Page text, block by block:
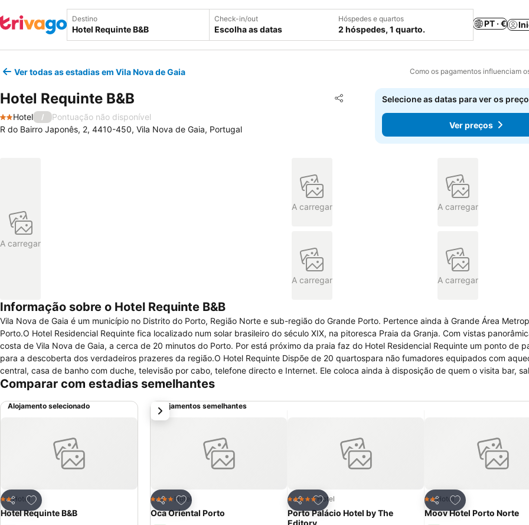
Destino Check-in/out
Escolha as datas
Hóspedes e quartos
2 hóspedes, 1 quarto.
PT · €
Ver todas as estadias em Vila Nova de Gaia Como os pagamentos influenciam
Hotel Requinte B&B Partilhar
Adicionar aos favoritos
2 Estrelas
Hotel /
Pontuação não disponível
R do Bairro Japonês, 2, 4410-450, Vila Nova de Gaia, Portugal
Selecione as datas para ver os
Ver preços
A carregar
A carregar A carregar
A carregar A carregar
Informação sobre o Hotel Requinte B&B
Vila Nova de Gaia é um município no Distrito do Porto, Região Norte e sub-região do Grande Porto. Pertence ainda à Grande Área
Porto.O Hotel Residencial Requinte fica localizado num solar brasileiro do século XIX, na pitoresca Praia da Granja. Com vistas
costa de Vila Nova de Gaia, a cerca de 20 minutos do Porto. Por está próximo da praia faz do Hotel Residencial Requinte um ponto de
para a descoberta dos verdadeiros prazeres da região.O Hotel Requinte Dispõe de 20 quartospara não fumadores equipados com
central, casa de banho com duche, televisão por cabo, telefone directo e Internet. Ele coloca ainda à disposição de quem o visita bar,
televisão, estacionamento, lavandaria, recepção 24h, cofre na recepção, centro de negócios, para os visitantes a trabalho, entre outras
Comparar com estadias semelhantes
Alojamento selecionado
Partilhar
Adicionar aos favoritos
2 Estrelas
Hotel
Hotel Requinte B&B
Alojamentos semelhantes
Partilhar
Adicionar aos favoritos
4 EstrelasHotel
Oca Oriental Porto
Partilhar
Adicionar aos favoritos
5 EstrelasHotel
Porto Palácio Hotel by The
Editory
Partilhar
Adicionar aos
2 Estrelas
Hotel
Moov Hotel Porto Norte
próximo